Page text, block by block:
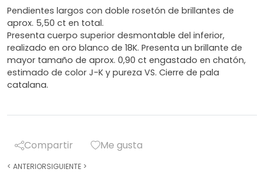
Pendientes largos con doble rosetón de brillantes de
aprox. 5,50 ct en total.
Presenta cuerpo superior desmontable del inferior,
realizado en oro blanco de 18K. Presenta un brillante de
mayor tamaño de aprox. 0,90 ct engastado en chatón,
estimado de color J-K y pureza VS. Cierre de pala
catalana.
Compartir Me gusta
< ANTERIORSIGUIENTE >